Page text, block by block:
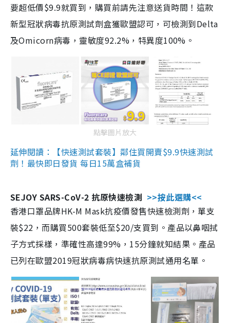
要超低價$9.9就買到，購買前請先注意送貨時間！這款
新型冠狀病毒抗原測試劑盒獲歐盟認可，可檢測到Delta
及Omicorn病毒，靈敏度92.2%，特異度100%。
點擊圖片放大
延伸閱讀：【快速測試套裝】鄰住買開賣$9.9快速測試
劑！最快即日發貨 每日15萬盒補貨
SEJOY SARS-CoV-2 抗原快速檢測 >>按此選購<<
香港口罩品牌HK-M Mask抗疫價發售快速檢測劑，單支
裝$22，而購買500套裝低至$20/支買到。產品以鼻咽拭
子方式採樣，準確性高達99%，15分鐘就知結果。產品
已列在歐盟2019冠狀病毒病快速抗原測試通用名單。